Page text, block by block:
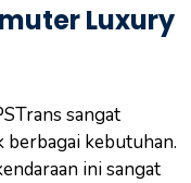
Luxury
sangat
berbagai kebutuhan.
ini sangat